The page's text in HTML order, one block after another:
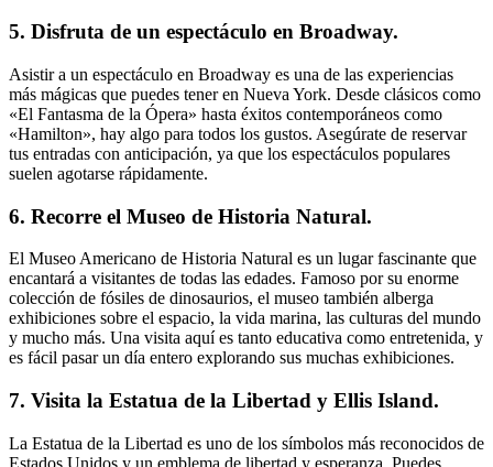
5. Disfruta de un espectáculo en Broadway.
Asistir a un espectáculo en Broadway es una de las experiencias
más mágicas que puedes tener en Nueva York. Desde clásicos como
«El Fantasma de la Ópera» hasta éxitos contemporáneos como
«Hamilton», hay algo para todos los gustos. Asegúrate de reservar
tus entradas con anticipación, ya que los espectáculos populares
suelen agotarse rápidamente.
6. Recorre el Museo de Historia Natural.
El Museo Americano de Historia Natural es un lugar fascinante que
encantará a visitantes de todas las edades. Famoso por su enorme
colección de fósiles de dinosaurios, el museo también alberga
exhibiciones sobre el espacio, la vida marina, las culturas del mundo
y mucho más. Una visita aquí es tanto educativa como entretenida, y
es fácil pasar un día entero explorando sus muchas exhibiciones.
7. Visita la Estatua de la Libertad y Ellis Island.
La Estatua de la Libertad es uno de los símbolos más reconocidos de
Estados Unidos y un emblema de libertad y esperanza. Puedes